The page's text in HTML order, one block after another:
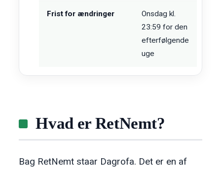
Frist for ændringer
Onsdag kl.
23:59 for den
efterfølgende
uge
Hvad er RetNemt?
Bag RetNemt staar Dagrofa. Det er en af